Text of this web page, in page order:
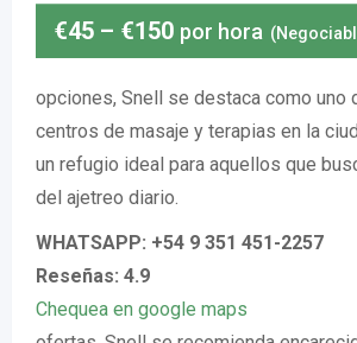
€45 – €150 por hora
opciones, Snell se destaca como uno
centros de masaje y terapias en la
un refugio ideal para aquellos que
del ajetreo diario.
WHATSAPP: +54 9 351 451-2257
Reseñas: 4.9
Chequea en google maps